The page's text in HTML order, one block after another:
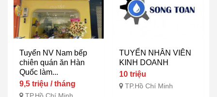
Tuyển NV Nam bếp
chiên quán ăn Hàn
Quốc làm...
9,5 triệu / tháng
TUYỂN NHÂN VIÊN
KINH DOANH
10 triệu
TP.Hồ Chí Minh